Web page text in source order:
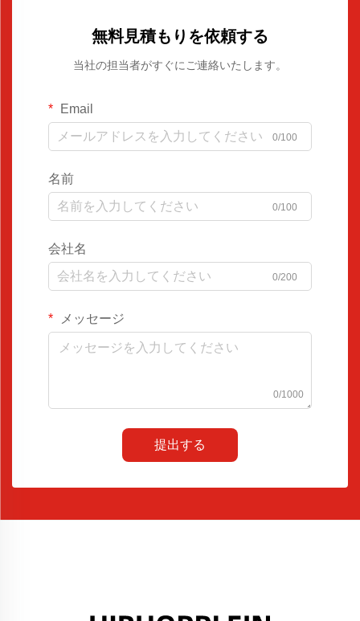
無料見積もりを依頼する
当社の担当者がすぐにご連絡いたします。
Email
0/100
名前
0/100
会社名
0/200
メッセージ
0/1000
提出する